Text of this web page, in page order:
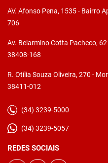
AV. Afonso Pena, 1535 - Bairro
706
Av. Belarmino Cotta Pacheco,
38408-168
R. Otília Souza Oliveira, 270 -
38411-012
(34) 3239-5000
(34) 3239-5057
REDES SOCIAIS